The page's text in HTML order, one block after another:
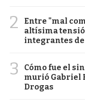
2
Entre "mal
altísima
integrantes
3
Cómo fue el
murió Gabriel
Drogas